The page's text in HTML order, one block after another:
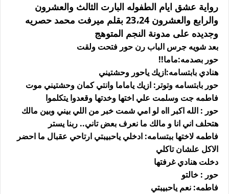
رواية عشق ايام الطفوله البارت الثالث والعشرون
والرابع والعشرون 23،24 بقلم ميرفت محمد حصريه
وجديده على مدونة النجم المتوهج
بعد شويه جرس الباب رن حور فتحت ولقت
حور بصدمه:ماما!!
هنادي بابتسامه:ازيك ياحور وحشتيني
حور بابتسامه وتوتر: ازيك ياماما وانتي كمان وحشتيني موت
فاطمه جت وسلمت علي اختها وخدتها وقعدوا يتكلموا
حور : الله اكبر ااه لو امي شمت خبر من اللي بيني وبين مالك
هتحلف اني انا و مالك ما نعرف بعض تاني.. ربنا يستر
فاطمه لاختها ببتسامه: ادخلي ياحبيبتي ارتاحي عقبال ما احضر
الاكل علشان تاكلي
دخلت هنادي غرفتها
حور : خالتو
فاطمه: نعم ياحبيبتي